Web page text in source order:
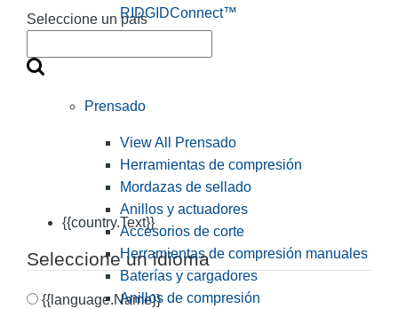
Seleccione un país
{{country.Text}}
Seleccione un idioma
{{language.Name}}
RIDGIDConnect™
Prensado
View All Prensado
Herramientas de compresión
Mordazas de sellado
Anillos y actuadores
Accesorios de corte
Herramientas de compresión manuales
Baterías y cargadores
Anillos de compresión